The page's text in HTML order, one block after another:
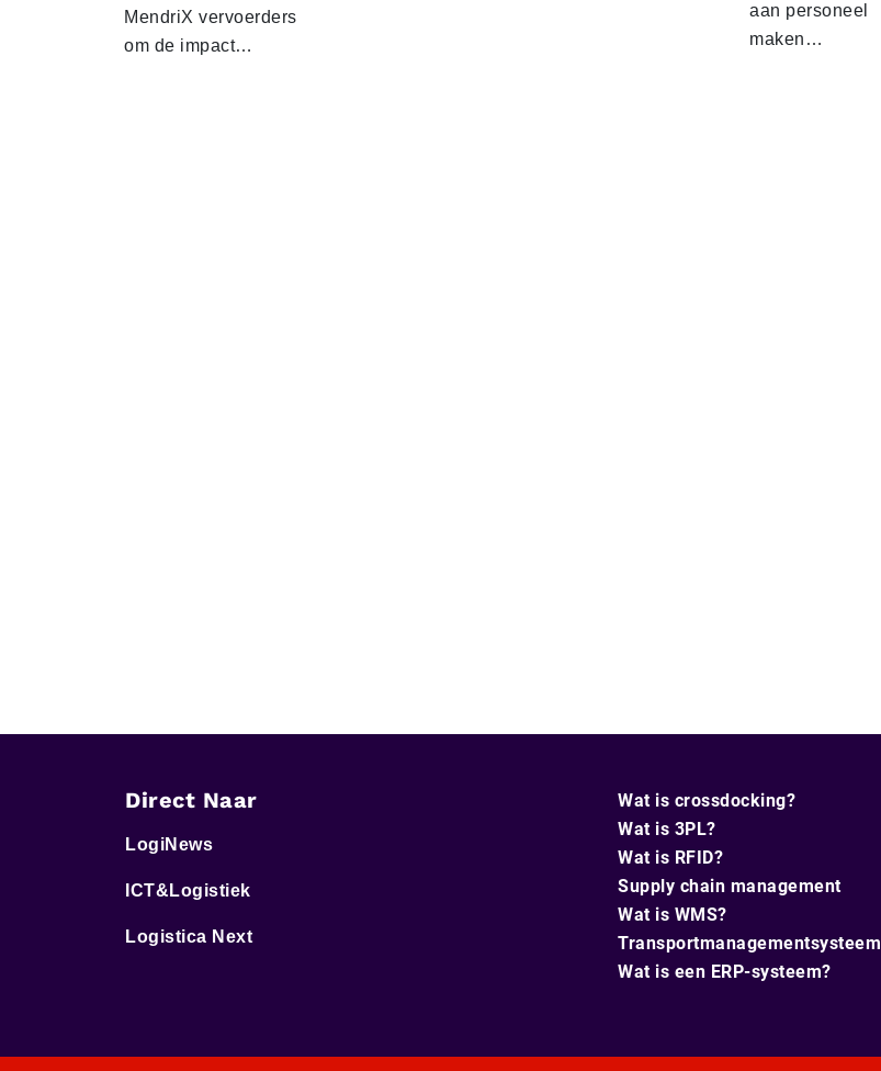
MendriX vervoerders
om de impact…
aan personeel
maken…
Direct Naar
LogiNews
ICT&Logistiek
Logistica Next
Wat is crossdocking?
Wat is 3PL?
Wat is RFID?
Supply chain management
Wat is WMS?
Transportmanagementsysteem
Wat is een ERP-systeem?